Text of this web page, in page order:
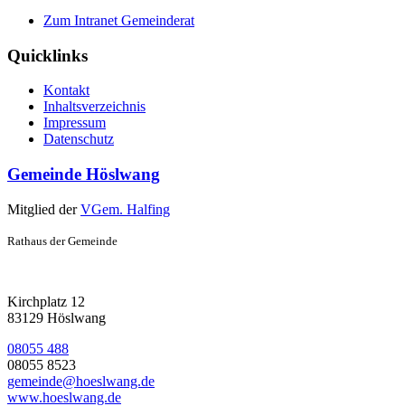
Zum Intranet Gemeinderat
Quicklinks
Kontakt
Inhaltsverzeichnis
Impressum
Datenschutz
Gemeinde Höslwang
Mitglied derVGem. Halfing
Rathaus der Gemeinde
Kirchplatz 12
83129 Höslwang
08055 488
08055 8523
gemeinde@hoeslwang.de
www.hoeslwang.de